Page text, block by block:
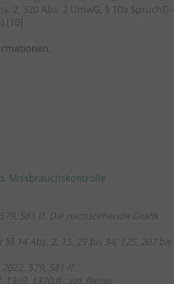
2, 320 Abs. 2 UmwG, § 10a SpruchG-
[10]
Missbrauchskontrolle
581 ff. Die nachstehende Grafik
14 Abs. 2, 15, 29 bis 34, 125, 207 bis
2022, 579, 581 ff.
1369, 1370 ff.; vgl. ferner